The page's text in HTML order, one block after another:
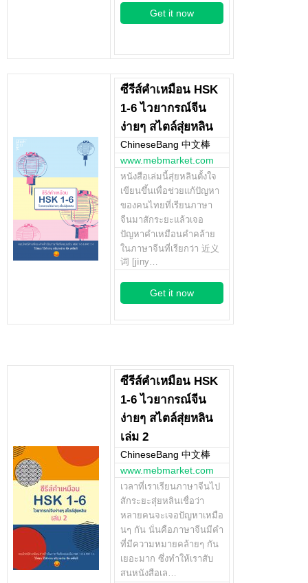
Get it now
ซีรีส์คำเหมือน HSK
1-6 ไวยากรณ์จีน
ง่ายๆ สไตล์สุ่ยหลิน
ChineseBang 中文棒
www.mebmarket.com
หนังสือเล่มนี้สุ่ยหลินตั้งใจ
เขียนขึ้นเพื่อช่วยแก้ปัญหา
ของคนไทยที่เรียนภาษา
จีนมาสักระยะแล้วเจอ
ปัญหาคำเหมือนคำคล้าย
ในภาษาจีนที่เรียกว่า 近义
词 [jìny…
Get it now
ซีรีส์คำเหมือน HSK
1-6 ไวยากรณ์จีน
ง่ายๆ สไตล์สุ่ยหลิน
เล่ม 2
ChineseBang 中文棒
www.mebmarket.com
เวลาที่เราเรียนภาษาจีนไป
สักระยะสุ่ยหลินเชื่อว่า
หลายคนจะเจอปัญหาเหมือ
นๆ กัน นั่นคือภาษาจีนมีคำ
ที่มีความหมายคล้ายๆ กัน
เยอะมาก ซึ่งทำให้เราสับ
สนหนังสือเล…